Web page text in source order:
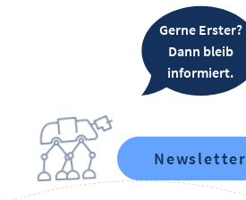
Gerne Erster?
Dann bleib
informiert.
Newsletter